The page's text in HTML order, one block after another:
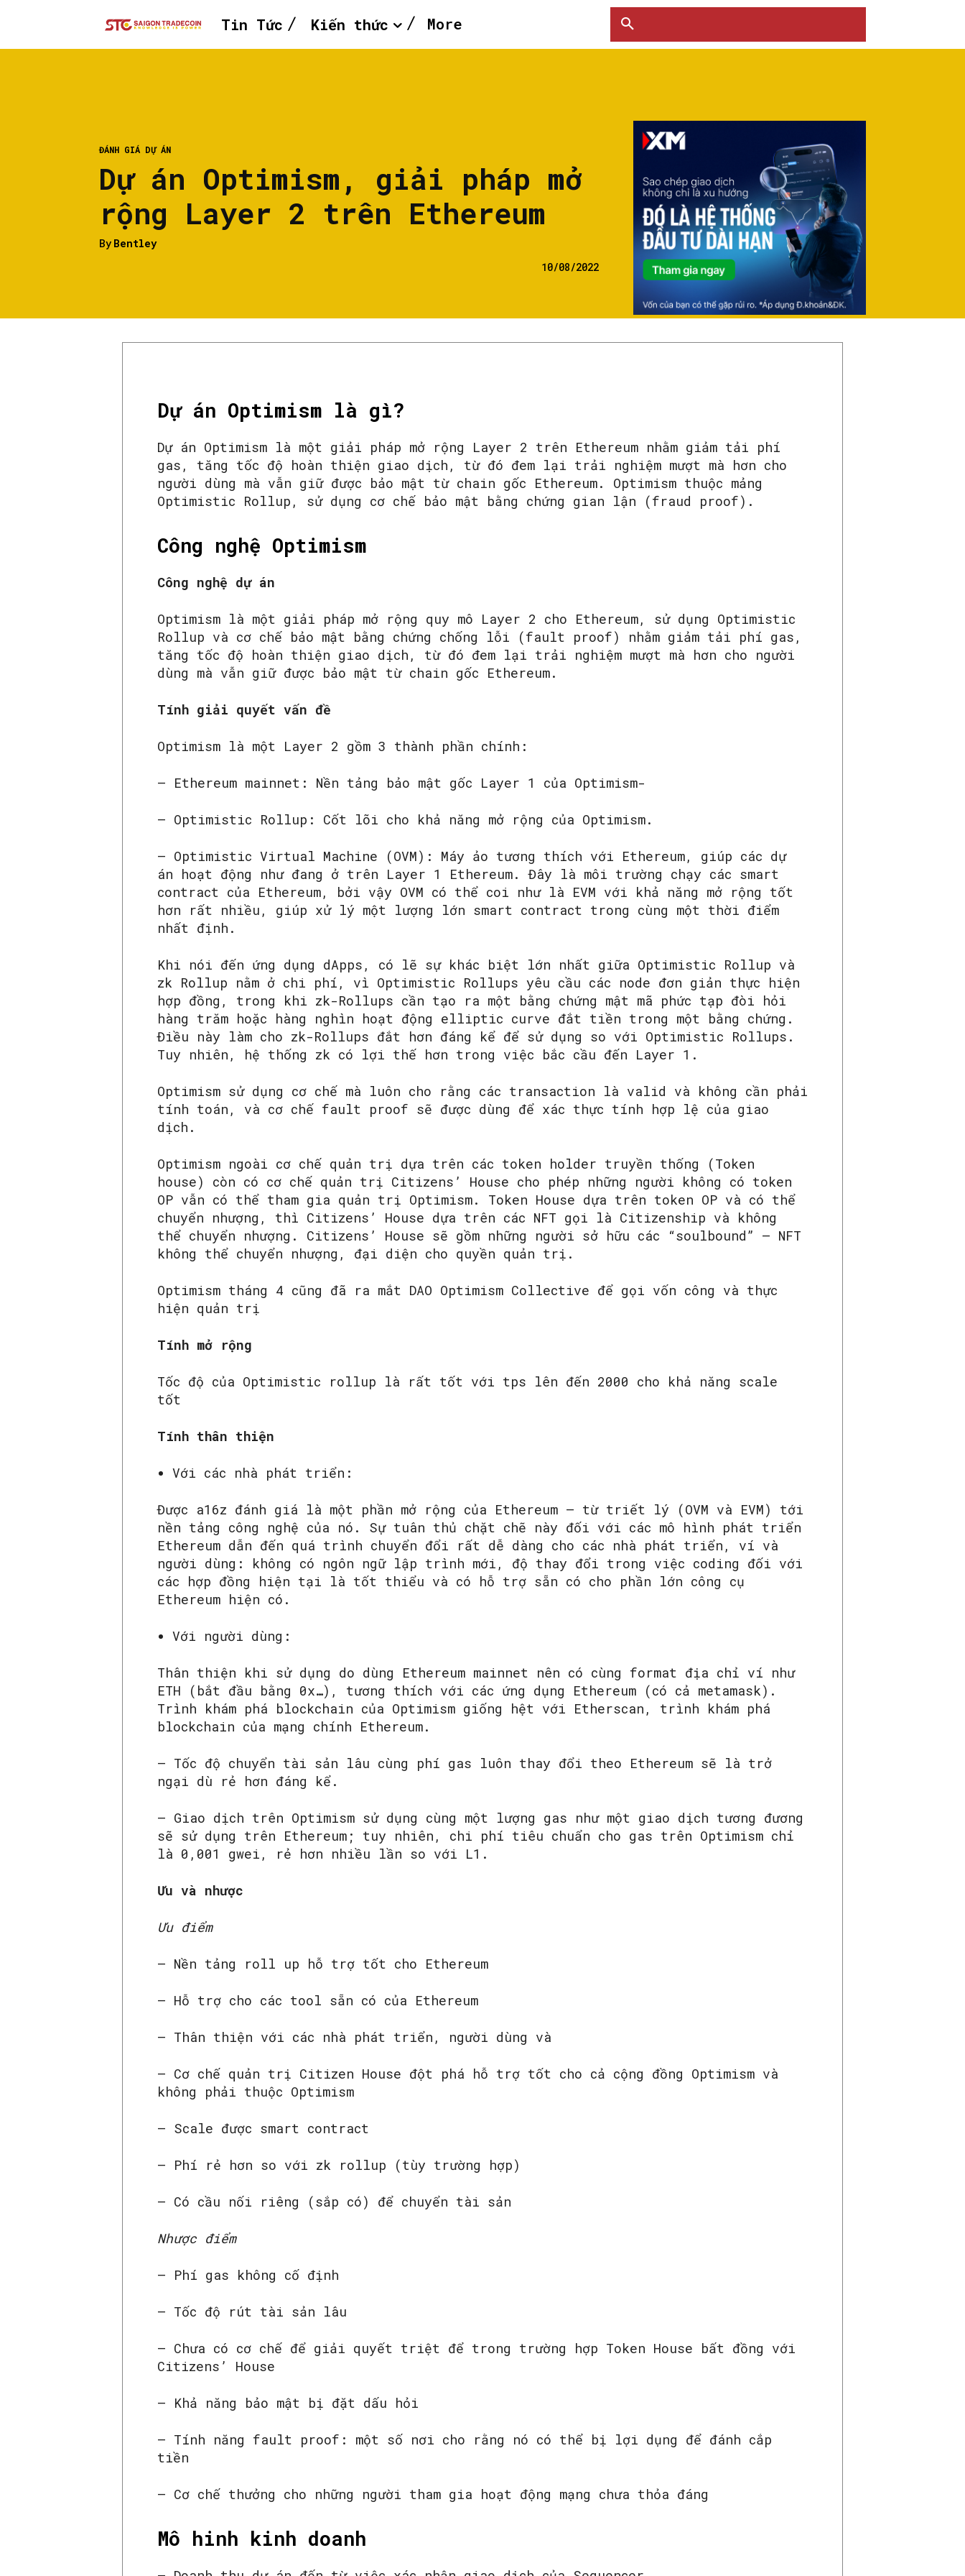
Tin Tức Kiến thức More
ĐÁNH GIÁ DỰ ÁN
Dự án Optimism, giải pháp mở
rộng Layer 2 trên Ethereum
By Bentley
10/08/2022
Dự án Optimism là gì?
Dự án Optimism là một giải pháp mở rộng Layer 2 trên Ethereum nhằm giảm tải phí
gas, tăng tốc độ hoàn thiện giao dịch, từ đó đem lại trải nghiệm mượt mà hơn cho
người dùng mà vẫn giữ được bảo mật từ chain gốc Ethereum. Optimism thuộc mảng
Optimistic Rollup, sử dụng cơ chế bảo mật bằng chứng gian lận (fraud proof).
Công nghệ Optimism
Công nghệ dự án
Optimism là một giải pháp mở rộng quy mô Layer 2 cho Ethereum, sử dụng Optimistic
Rollup và cơ chế bảo mật bằng chứng chống lỗi (fault proof) nhằm giảm tải phí gas,
tăng tốc độ hoàn thiện giao dịch, từ đó đem lại trải nghiệm mượt mà hơn cho người
dùng mà vẫn giữ được bảo mật từ chain gốc Ethereum.
Tính giải quyết vấn đề
Optimism là một Layer 2 gồm 3 thành phần chính:
– Ethereum mainnet: Nền tảng bảo mật gốc Layer 1 của Optimism-
– Optimistic Rollup: Cốt lõi cho khả năng mở rộng của Optimism.
– Optimistic Virtual Machine (OVM): Máy ảo tương thích với Ethereum, giúp các dự
án hoạt động như đang ở trên Layer 1 Ethereum. Đây là môi trường chạy các smart
contract của Ethereum, bởi vậy OVM có thể coi như là EVM với khả năng mở rộng tốt
hơn rất nhiều, giúp xử lý một lượng lớn smart contract trong cùng một thời điểm
nhất định.
Khi nói đến ứng dụng dApps, có lẽ sự khác biệt lớn nhất giữa Optimistic Rollup và
zk Rollup nằm ở chi phí, vì Optimistic Rollups yêu cầu các node đơn giản thực hiện
hợp đồng, trong khi zk-Rollups cần tạo ra một bằng chứng mật mã phức tạp đòi hỏi
hàng trăm hoặc hàng nghìn hoạt động elliptic curve đắt tiền trong một bằng chứng.
Điều này làm cho zk-Rollups đắt hơn đáng kể để sử dụng so với Optimistic Rollups.
Tuy nhiên, hệ thống zk có lợi thế hơn trong việc bắc cầu đến Layer 1.
Optimism sử dụng cơ chế mà luôn cho rằng các transaction là valid và không cần phải
tính toán, và cơ chế fault proof sẽ được dùng để xác thực tính hợp lệ của giao
dịch.
Optimism ngoài cơ chế quản trị dựa trên các token holder truyền thống (Token
house) còn có cơ chế quản trị Citizens’ House cho phép những người không có token
OP vẫn có thể tham gia quản trị Optimism. Token House dựa trên token OP và có thể
chuyển nhượng, thì Citizens’ House dựa trên các NFT gọi là Citizenship và không
thể chuyển nhượng. Citizens’ House sẽ gồm những người sở hữu các “soulbound” – NFT
không thể chuyển nhượng, đại diện cho quyền quản trị.
Optimism tháng 4 cũng đã ra mắt DAO Optimism Collective để gọi vốn công và thực
hiện quản trị
Tính mở rộng
Tốc độ của Optimistic rollup là rất tốt với tps lên đến 2000 cho khả năng scale
tốt
Tính thân thiện
Với các nhà phát triển:
Được a16z đánh giá là một phần mở rộng của Ethereum – từ triết lý (OVM và EVM) tới
nền tảng công nghệ của nó. Sự tuân thủ chặt chẽ này đối với các mô hình phát triển
Ethereum dẫn đến quá trình chuyển đổi rất dễ dàng cho các nhà phát triển, ví và
người dùng: không có ngôn ngữ lập trình mới, độ thay đổi trong việc coding đối với
các hợp đồng hiện tại là tốt thiểu và có hỗ trợ sẵn có cho phần lớn công cụ
Ethereum hiện có.
Với người dùng:
Thân thiện khi sử dụng do dùng Ethereum mainnet nên có cùng format địa chỉ ví như
ETH (bắt đầu bằng 0x…), tương thích với các ứng dụng Ethereum (có cả metamask).
Trình khám phá blockchain của Optimism giống hệt với Etherscan, trình khám phá
blockchain của mạng chính Ethereum.
– Tốc độ chuyển tài sản lâu cùng phí gas luôn thay đổi theo Ethereum sẽ là trở
ngại dù rẻ hơn đáng kể.
– Giao dịch trên Optimism sử dụng cùng một lượng gas như một giao dịch tương đương
sẽ sử dụng trên Ethereum; tuy nhiên, chi phí tiêu chuẩn cho gas trên Optimism chỉ
là 0,001 gwei, rẻ hơn nhiều lần so với L1.
Ưu và nhược
Ưu điểm
– Nền tảng roll up hỗ trợ tốt cho Ethereum
– Hỗ trợ cho các tool sẵn có của Ethereum
– Thân thiện với các nhà phát triển, người dùng và
– Cơ chế quản trị Citizen House đột phá hỗ trợ tốt cho cả cộng đồng Optimism và
không phải thuộc Optimism
– Scale được smart contract
– Phí rẻ hơn so với zk rollup (tùy trường hợp)
– Có cầu nối riêng (sắp có) để chuyển tài sản
Nhược điểm
– Phí gas không cố định
– Tốc độ rút tài sản lâu
– Chưa có cơ chế để giải quyết triệt để trong trường hợp Token House bất đồng với
Citizens’ House
– Khả năng bảo mật bị đặt dấu hỏi
– Tính năng fault proof: một số nơi cho rằng nó có thể bị lợi dụng để đánh cắp
tiền
– Cơ chế thưởng cho những người tham gia hoạt động mạng chưa thỏa đáng
Mô hinh kinh doanh